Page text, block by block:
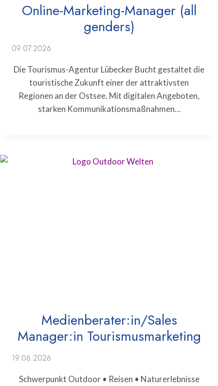
Online-Marketing-Manager (all
genders)
09.07.2026
Die Tourismus-Agentur Lübecker Bucht gestaltet die
touristische Zukunft einer der attraktivsten
Regionen an der Ostsee. Mit digitalen Angeboten,
starken Kommunikationsmaßnahmen…
Medienberater:in/Sales
Manager:in Tourismusmarketing
19.06.2026
Schwerpunkt Outdoor • Reisen • Naturerlebnisse